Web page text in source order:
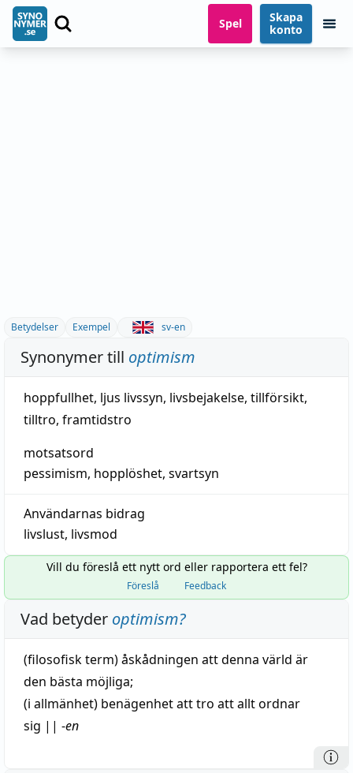
Spel
Skapa
konto
Betydelser Exempel sv-en
Synonymer till optimism
hoppfullhet, ljus livssyn, livsbejakelse, tillförsikt,
tilltro, framtidstro
motsatsord
pessimism, hopplöshet, svartsyn
Användarnas bidrag
livslust, livsmod
Vill du föreslå ett nytt ord eller rapportera ett fel?
Föreslå Feedback
Vad betyder optimism?
(filosofiskterm) åskådningen att denna värld är
den bästa möjliga;
(i allmänhet) benägenhetatttro att allt ordnar
sig || -en